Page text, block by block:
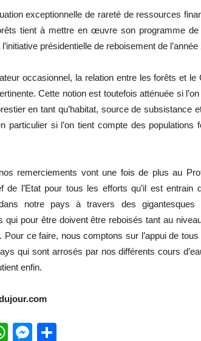
exceptionnelle de rareté de ressources
tient à mettre en œuvre son programme
présidentielle de reboisement de l’année
occasionnel, la relation entre les forêts et
Cette notion est toutefois atténuée si
en tant qu’habitat, source de subsistance
particulier si l’on tient compte des
remerciements vont une fois de plus au
de l’Etat pour tous les efforts qu’il est
notre pays à travers des
qui pour être doivent être reboisés tant au
Pour ce faire, nous comptons sur l’appui de
qui sont arrosés par nos différents cours
enfin.
WhatsApp
Messenger